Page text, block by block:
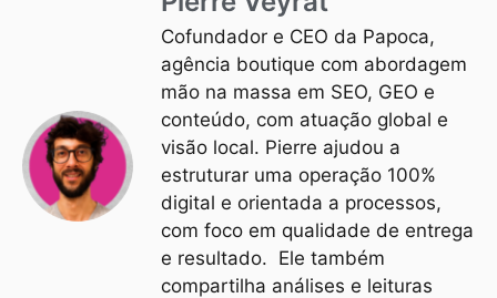
Cofundador e CEO da Papoca,
agência boutique com abordagem
mão na massa em SEO, GEO e
conteúdo, com atuação global e
visão local. Pierre ajudou a
estruturar uma operação 100%
digital e orientada a processos,
com foco em qualidade de entrega
e resultado. Ele também
compartilha análises e leituras